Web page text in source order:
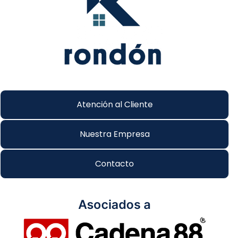
Atención al Cliente
Nuestra Empresa
Contacto
Asociados a